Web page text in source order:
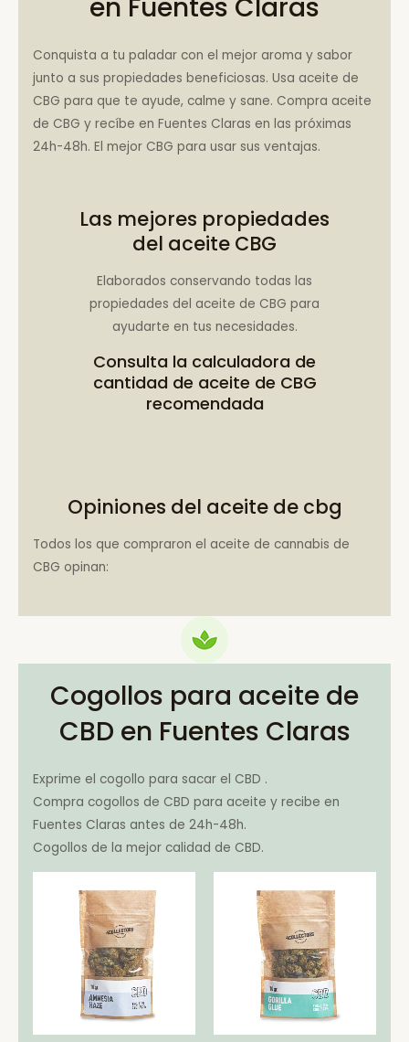
en Fuentes Claras
Conquista a tu paladar con el mejor aroma y sabor
junto a sus propiedades beneficiosas. Usa aceite de
CBG para que te ayude, calme y sane. Compra aceite
de CBG y recíbe en Fuentes Claras en las próximas
24h-48h. El mejor CBG para usar sus ventajas.
Las mejores propiedades
del aceite CBG
Elaborados conservando todas las
propiedades del aceite de CBG para
ayudarte en tus necesidades.
Consulta la calculadora de
cantidad de aceite de CBG
recomendada
Opiniones del aceite de cbg
Todos los que compraron el aceite de cannabis de
CBG opinan:
Cogollos para aceite de
CBD en Fuentes Claras
Exprime el cogollo para sacar el CBD .
Compra cogollos de CBD para aceite y recibe en
Fuentes Claras antes de 24h-48h.
Cogollos de la mejor calidad de CBD.